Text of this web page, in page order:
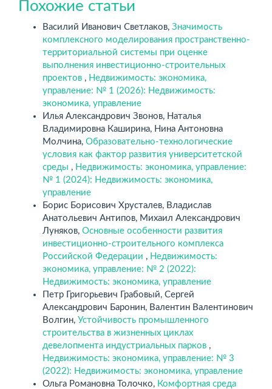
Похожие статьи
Василий Иванович Светлаков, Значимость
комплексного моделирования пространственно-
территориальной системы при оценке
выполнения инвестиционно-строительных
проектов , Недвижимость: экономика,
управление: № 1 (2026): Недвижимость:
экономика, управление
Илья Александрович Звонов, Наталья
Владимировна Каширина, Нина Антоновна
Молчина, Образовательно-технологические
условия как фактор развития университетской
среды , Недвижимость: экономика, управление:
№ 1 (2024): Недвижимость: экономика,
управление
Борис Борисович Хрусталев, Владислав
Анатольевич Антипов, Михаил Александрович
Луняков, Основные особенности развития
инвестиционно-строительного комплекса
Российской Федерации , Недвижимость:
экономика, управление: № 2 (2022):
Недвижимость: экономика, управление
Петр Григорьевич Грабовый, Сергей
Александрович Баронин, Валентин Валентинович
Волгин, Устойчивость промышленного
строительства в жизненных циклах
девелопмента индустриальных парков ,
Недвижимость: экономика, управление: № 3
(2022): Недвижимость: экономика, управление
Ольга Романовна Толочко, Комфортная среда